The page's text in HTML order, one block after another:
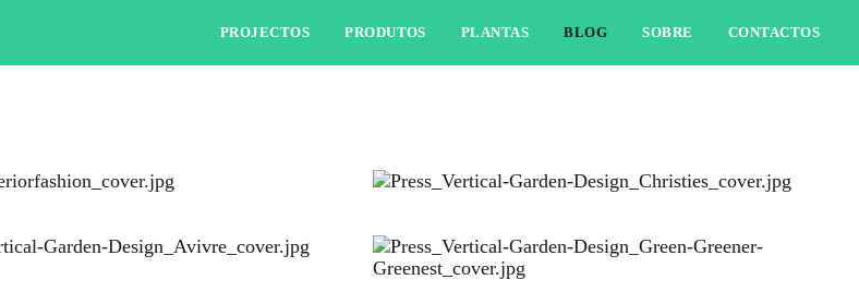
PROJECTOS PRODUTOS PLANTAS BLOG SOBRE CONTACTOS